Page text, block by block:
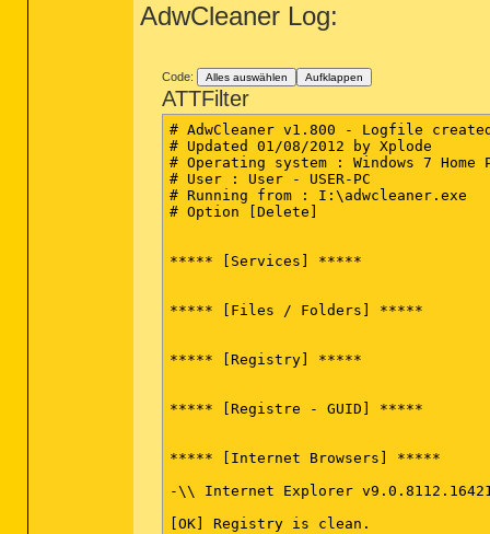
AdwCleaner Log:
Code: Alles auswählen Aufklappen
ATTFilter
# AdwCleaner v1.800 - Logfile
# Updated 01/08/2012 by Xplode
# Operating system : Windows 7
# User : User - USER-PC
# Running from : I:\adwcleaner.exe
# Option [Delete]
***** [Services] *****
***** [Files / Folders] *****
***** [Registry] *****
***** [Registre - GUID] *****
***** [Internet Browsers] *****
-\\ Internet Explorer
[OK] Registry is clean.